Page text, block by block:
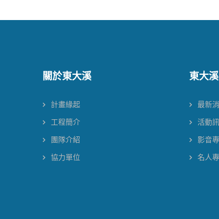
關於東大溪
計畫緣起
工程簡介
團隊介紹
協力單位
東大
最新
活動
影音
名人